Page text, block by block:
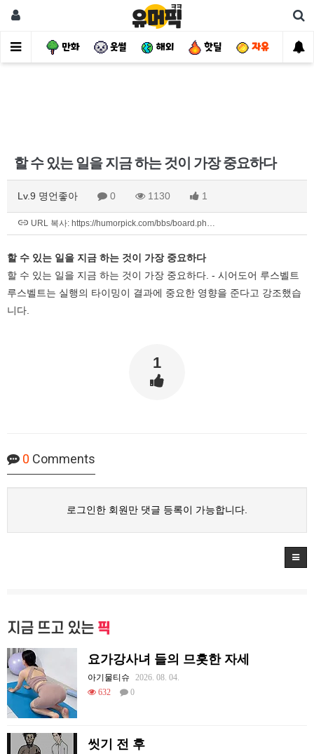
사건 만화 웃썰 해외 핫딜 자유
할 수 있는 일을 지금 하는 것이 가장 중요하다
Lv.9 명언좋아 0 1130 1
URL 복사: https://humorpick.com/bbs/board.ph…
할 수 있는 일을 지금 하는 것이 가장 중요하다
할 수 있는 일을 지금 하는 것이 가장 중요하다. - 시어도어 루스벨트
루스벨트는 실행의 타이밍이 결과에 중요한 영향을 준다고 강조했습
니다.
1
0 Comments
로그인한 회원만 댓글 등록이 가능합니다.
지금 뜨고 있는 픽
요가강사녀 들의 므흣한 자세
아기물티슈
2026. 08. 04.
632
0
씻기 전 후